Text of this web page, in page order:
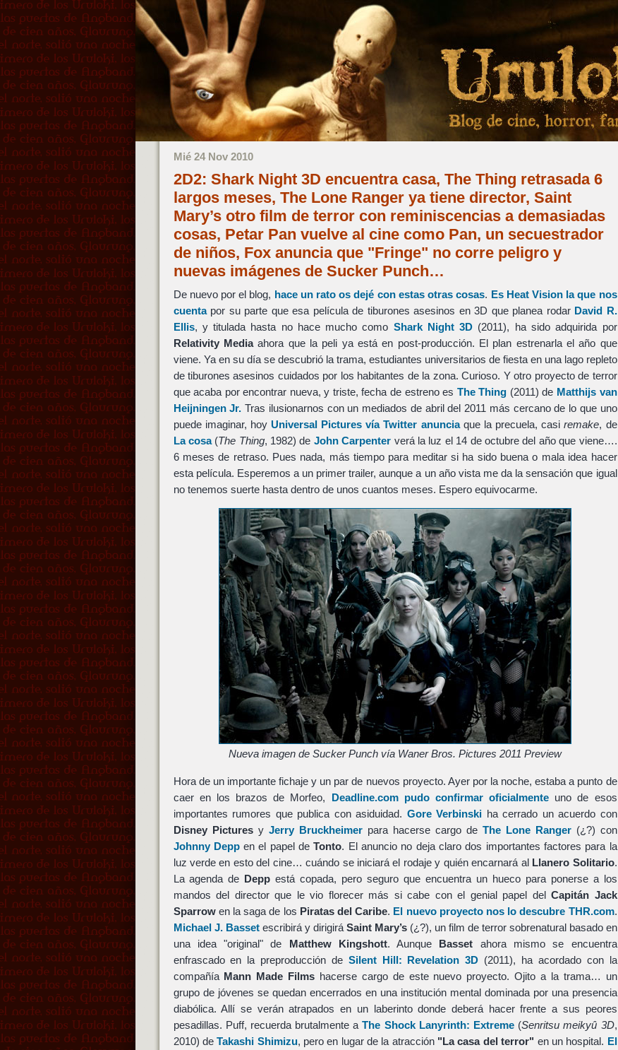
Mié 24 Nov 2010
2D2: Shark Night 3D encuentra casa, The Thing retrasada 6
largos meses, The Lone Ranger ya tiene director, Saint
Mary’s otro film de terror con reminiscencias a demasiadas
cosas, Petar Pan vuelve al cine como Pan, un secuestrador
de niños, Fox anuncia que "Fringe" no corre peligro y
nuevas imágenes de Sucker Punch…
De nuevo por el blog, hace un rato os dejé con estas otras cosas. Es Heat Vision la que nos
cuentapor su parte que esa película de tiburones asesinos en 3D que planea rodar David R.
Ellis, y titulada hasta no hace mucho como Shark Night 3D (2011), ha sido adquirida por
Relativity Mediaahora que la peli ya está en post-producción. El plan estrenarla el año que
viene. Ya en su día se descubrió la trama, estudiantes universitarios de fiesta en una lago repleto
de tiburones asesinos cuidados por los habitantes de la zona. Curioso. Y otro proyecto de terror
que acaba por encontrar nueva, y triste, fecha de estreno es The Thing (2011) de Matthijs van
Heijningen Jr. Tras ilusionarnos con un mediados de abril del 2011 más cercano de lo que uno
puede imaginar, hoy Universal Pictures vía Twitter anunciaque la precuela, casiremake, de
La cosa(The Thing, 1982) de John Carpenter verá la luz el 14 de octubre del año que viene….
6 meses de retraso. Pues nada, más tiempo para meditar si ha sido buena o mala idea hacer
esta película. Esperemos a un primer trailer, aunque a un año vista me da la sensación que igual
no tenemos suerte hasta dentro de unos cuantos meses. Espero equivocarme.
Nueva imagen de Sucker Punch vía Waner Bros. Pictures 2011 Preview
Hora de un importante fichaje y un par de nuevos proyecto. Ayer por la noche, estaba a punto de
caer en los brazos de Morfeo, Deadline.com pudo confirmar oficialmente uno de esos
importantes rumores que publica con asiduidad. Gore Verbinski ha cerrado un acuerdo con
Disney Picturesy Jerry Bruckheimerpara hacerse cargo de The Lone Ranger(¿?) con
Johnny Deppen el papel deTonto. El anuncio no deja claro dos importantes factores para la
luz verde en esto del cine… cuándo se iniciará el rodaje y quién encarnará al Llanero Solitario.
La agenda de Depp está copada, pero seguro que encuentra un hueco para ponerse a los
mandos del director que le vio florecer más si cabe con el genial papel delCapitán Jack
Sparrowen la saga de los Piratas del Caribe. El nuevo proyecto nos lo descubre THR.com.
Michael J. Bassetescribirá y dirigirá Saint Mary’s(¿?), un film de terror sobrenatural basado en
una idea "original" de Matthew Kingshott. Aunque Basset ahora mismo se encuentra
enfrascado en la preproducción de Silent Hill: Revelation 3D (2011), ha acordado con la
compañía Mann Made Films hacerse cargo de este nuevo proyecto. Ojito a la trama… un
grupo de jóvenes se quedan encerrados en una institución mental dominada por una presencia
diabólica. Allí se verán atrapados en un laberinto donde deberá hacer frente a sus peores
pesadillas. Puff, recuerda brutalmente aThe Shock Lanyrinth: Extreme (Senritsu meikyû 3D,
2010) deTakashi Shimizu, pero en lugar de la atracción "La casa del terror" en un hospital. El